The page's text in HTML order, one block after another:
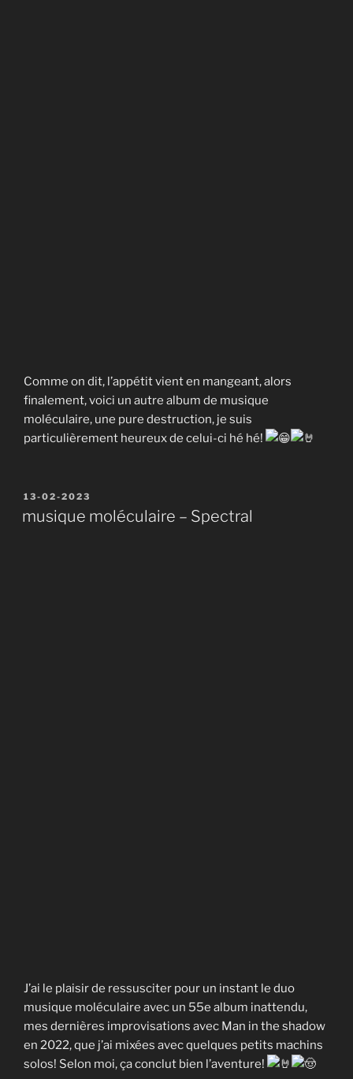
Comme on dit, l’appétit vient en mangeant, alors
finalement, voici un autre album de musique
moléculaire, une pure destruction, je suis
particulièrement heureux de celui-ci hé hé!
Publié
13-02-2023
musique moléculaire – Spectral
J’ai le plaisir de ressusciter pour un instant le duo
musique moléculaire avec un 55e album inattendu,
mes dernières improvisations avec Man in the shadow
en 2022, que j’ai mixées avec quelques petits machins
solos! Selon moi, ça conclut bien l’aventure!